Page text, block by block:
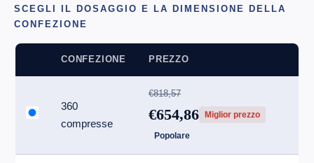
SCEGLI IL DOSAGGIO E LA DIMENSIONE DELLA
CONFEZIONE
CONFEZIONE PREZZO
360
compresse
€818,57
€654,86 Miglior prezzo
Popolare